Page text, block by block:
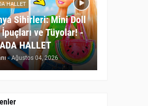
HALLET
Sihirleri: Mini Doll
ve Tüyolar! -
HALLET
- Ağustos 04, 2026